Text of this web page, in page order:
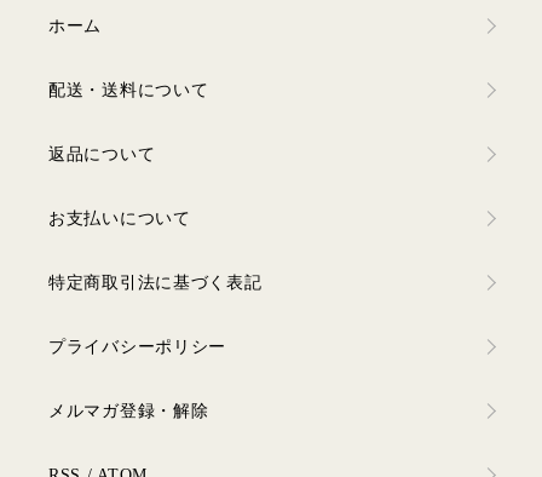
ホーム
配送・送料について
返品について
お支払いについて
特定商取引法に基づく表記
プライバシーポリシー
メルマガ登録・解除